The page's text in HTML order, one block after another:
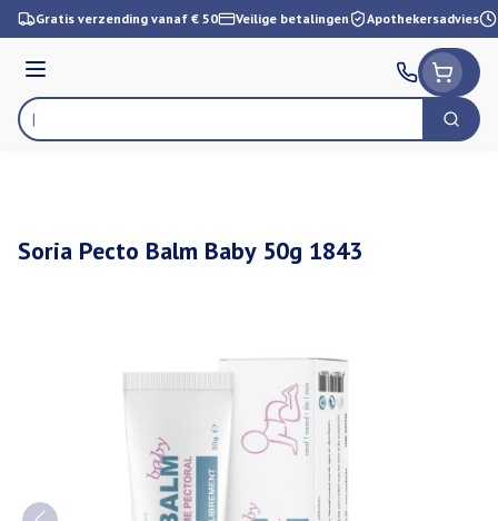
Ga naar de inhoud
Gratis verzending vanaf € 50 Veilige betalingen Apothekersadvies
Menu
Product, merk, categorie... Zoek
Soria Pecto Balm Baby 50g 1843